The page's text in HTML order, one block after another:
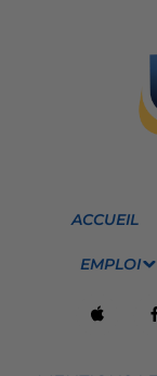
ACCUEIL
EMPLOI